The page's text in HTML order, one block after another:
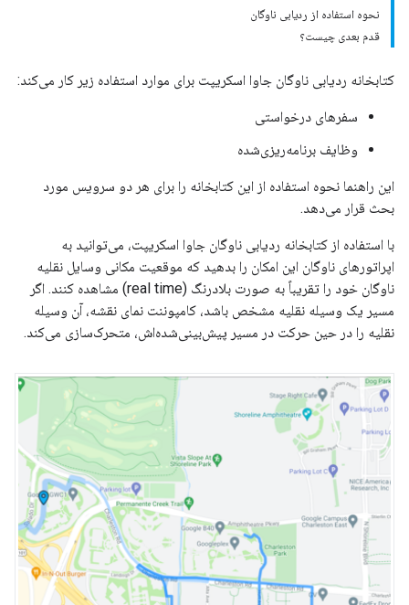
نحوه استفاده از ردیابی ناوگان
قدم بعدی چیست؟
کتابخانه ردیابی ناوگان جاوا اسکریپت برای موارد استفاده زیر کار می‌کند:
سفرهای درخواستی
وظایف برنامه‌ریزی‌شده
این راهنما نحوه استفاده از این کتابخانه را برای هر دو سرویس مورد
بحث قرار می‌دهد.
با استفاده از کتابخانه ردیابی ناوگان جاوا اسکریپت، می‌توانید به
اپراتورهای ناوگان این امکان را بدهید که موقعیت مکانی وسایل نقلیه
ناوگان خود را تقریباً به صورت بلادرنگ (real time) مشاهده کنند. اگر
مسیر یک وسیله نقلیه مشخص باشد، کامپوننت نمای نقشه، آن وسیله
نقلیه را در حین حرکت در مسیر پیش‌بینی‌شده‌اش، متحرک‌سازی می‌کند.